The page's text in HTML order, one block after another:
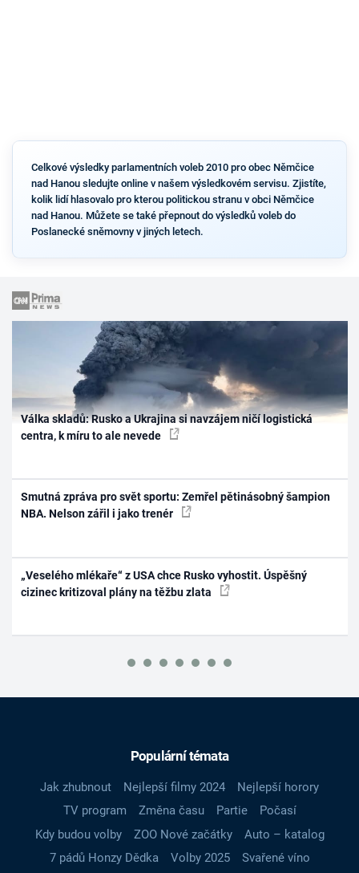
Celkové výsledky parlamentních voleb 2010 pro obec Němčice
nad Hanou sledujte online v našem výsledkovém servisu. Zjistíte,
kolik lidí hlasovalo pro kterou politickou stranu v obci Němčice
nad Hanou. Můžete se také přepnout do výsledků voleb do
Poslanecké sněmovny v jiných letech.
Válka skladů: Rusko a Ukrajina si navzájem ničí logistická
centra, k míru to ale nevede
Smutná zpráva pro svět sportu: Zemřel pětinásobný šampion
NBA. Nelson zářil i jako trenér
„Veselého mlékaře“ z USA chce Rusko vyhostit. Úspěšný
cizinec kritizoval plány na těžbu zlata
Populární témata
Jak zhubnout Nejlepší filmy 2024
Nejlepší horory
TV program
Změna času Partie
Počasí
Kdy budou volby
ZOO Nové začátky
Auto – katalog
7 pádů Honzy Dědka
Volby 2025
Svařené víno